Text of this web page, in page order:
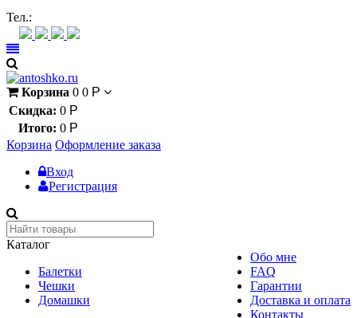
Тел.:
Корзина 0 0 Р
Скидка: 0 Р
Итого: 0 Р
Корзина Оформление заказа
Вход
Регистрация
Обо мне
FAQ
Гарантии
Доставка и оплата
Контакты
Каталог
Балетки
Чешки
Домашки